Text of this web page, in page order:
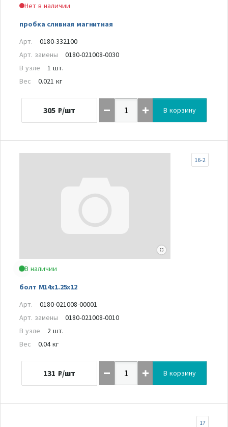
Нет в наличии
пробка сливная магнитная
Арт.
0180-332100
Арт. замены
0180-021008-0030
В узле
1 шт.
Вес
0.021 кг
305 ₽/шт В корзину
В наличии
болт M14x1.25x12
16-2
Арт.
0180-021008-00001
Арт. замены
0180-021008-0010
В узле
2 шт.
Вес
0.04 кг
131 ₽/шт В корзину
17